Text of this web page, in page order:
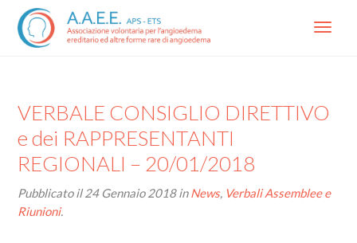
Menu
VERBALE CONSIGLIO DIRETTIVO
e dei RAPPRESENTANTI
REGIONALI – 20/01/2018
Pubblicato il24 Gennaio 2018inNews, Verbali Assemblee e
Riunioni.